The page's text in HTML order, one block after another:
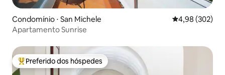
Condomínio ⋅ San Michele 4,98 de uma
4,98 (302)
Apartamento Sunrise
Entre os melhores preferidos dos hóspedes
Preferido dos hóspedes